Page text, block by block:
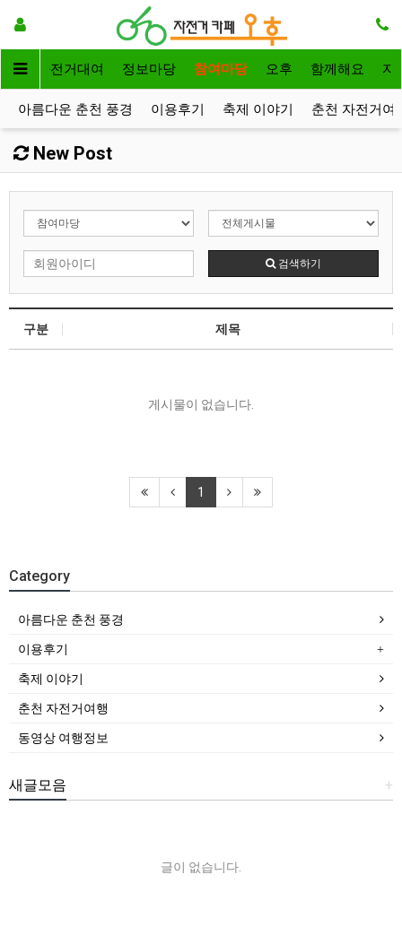
인 자전거대여 정보마당 참여마당 오후 함께해요 자
아름다운 춘천 풍경 이용후기 축제 이야기 춘천 자전거여
New Post
검색하기
구분 제목
게시물이 없습니다.
1
Category
아름다운 춘천 풍경
이용후기
축제 이야기
춘천 자전거여행
동영상 여행정보
+
새글모음
글이 없습니다.